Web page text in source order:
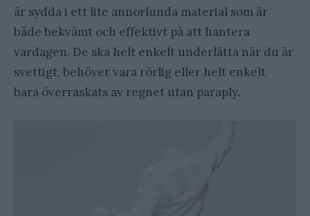
är sydda i ett lite annorlunda material som är
både bekvämt och effektivt på att hantera
vardagen. De ska helt enkelt underlätta när du är
svettigt, behöver vara rörlig eller helt enkelt
bara överraskats av regnet utan paraply.